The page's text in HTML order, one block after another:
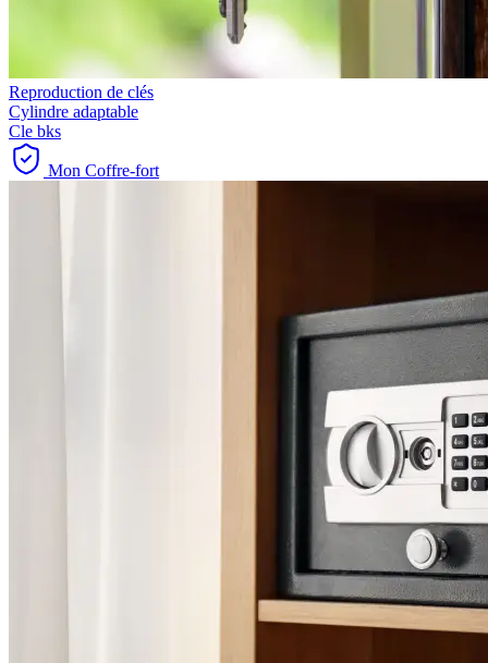
Reproduction de clés
Cylindre adaptable
Cle bks
Mon Coffre-fort